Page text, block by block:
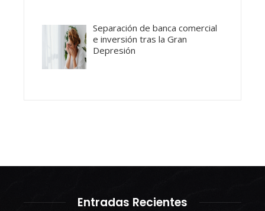
Separación de banca comercial
e inversión tras la Gran
Depresión
Entradas Recientes